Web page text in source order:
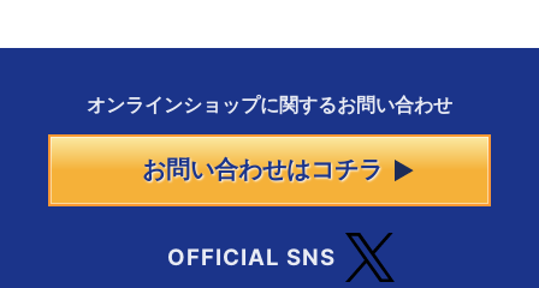
オンラインショップに関するお問い合わせ
お問い合わせはコチラ
OFFICIAL SNS